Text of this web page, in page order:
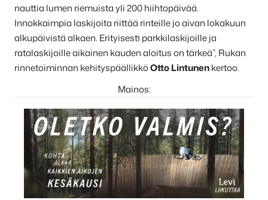
nauttia lumen riemuista yli 200 hiihtopäivää.
Innokkaimpia laskijoita riittää rinteille jo aivan lokakuun
alkupäivistä alkaen. Erityisesti parkkilaskijoille ja
ratalaskijoille aikainen kauden aloitus on tärkeä”, Rukan
rinnetoiminnan kehityspäällikköOtto Lintunenkertoo.
Mainos: